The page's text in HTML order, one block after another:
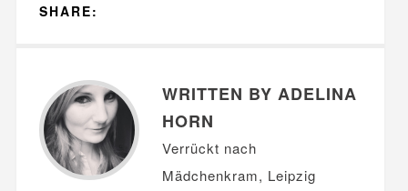
SHARE:
WRITTEN BY ADELINA
HORN
Verrückt nach
Mädchenkram, Leipzig